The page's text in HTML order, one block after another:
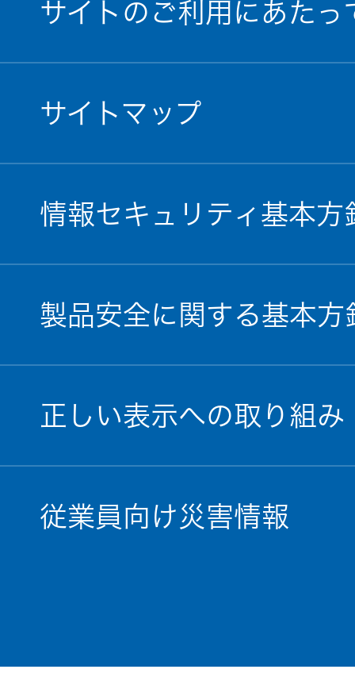
サイトのご利用にあたっ
サイトマップ
情報セキュリティ基本方
製品安全に関する基本方
正しい表示への取り組み
従業員向け災害情報